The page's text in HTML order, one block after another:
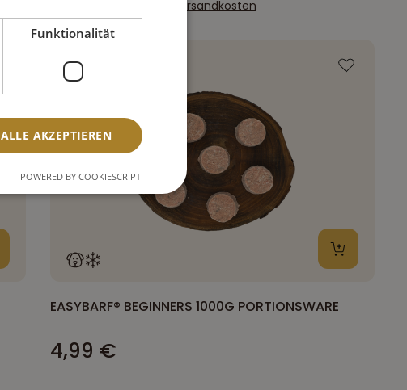
Preise inkl. MwSt. zzgl. Versandkosten
EASYBARF® BEGINNERS 1000G PORTIONSWARE
4,99 €
Funktionalität
ALLE AKZEPTIEREN
POWERED BY COOKIESCRIPT